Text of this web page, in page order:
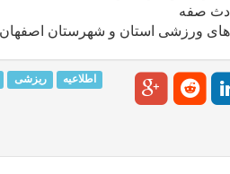
صفه
ورزشی استان و شهرستان اصفهان
اطلاعیه ریزشی